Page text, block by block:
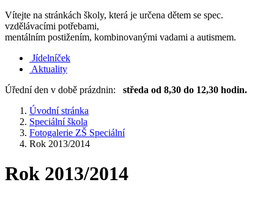
Vítejte na stránkách školy, která je určena dětem se spec.
vzdělávacími potřebami,
mentálním postižením, kombinovanými vadami a autismem.
Jídelníček
Aktuality
Úřední den v době prázdnin: středa od 8,30 do 12,30 hodin.
Úvodní stránka
Speciální škola
Fotogalerie ZŠ Speciální
Rok 2013/2014
Rok 2013/2014